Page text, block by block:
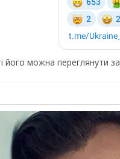
його можна переглянути за